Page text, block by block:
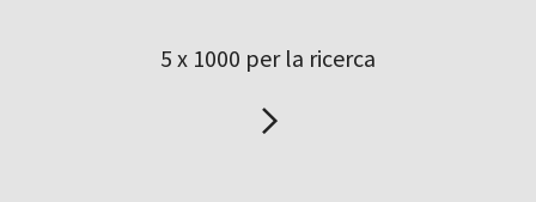
5 x 1000 per la ricerca